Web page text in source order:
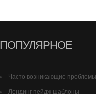
ПОПУЛЯРНОЕ
Часто возникающие проблемы
Лендинг пейдж шаблоны